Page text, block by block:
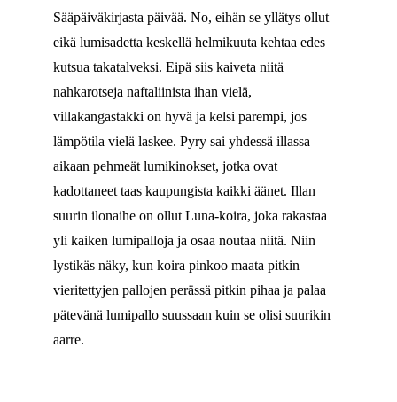
Sääpäiväkirjasta päivää. No, eihän se yllätys ollut –
eikä lumisadetta keskellä helmikuuta kehtaa edes
kutsua takatalveksi. Eipä siis kaiveta niitä
nahkarotseja naftaliinista ihan vielä,
villakangastakki on hyvä ja kelsi parempi, jos
lämpötila vielä laskee. Pyry sai yhdessä illassa
aikaan pehmeät lumikinokset, jotka ovat
kadottaneet taas kaupungista kaikki äänet. Illan
suurin ilonaihe on ollut Luna-koira, joka rakastaa
yli kaiken lumipalloja ja osaa noutaa niitä. Niin
lystikäs näky, kun koira pinkoo maata pitkin
vieritettyjen pallojen perässä pitkin pihaa ja palaa
pätevänä lumipallo suussaan kuin se olisi suurikin
aarre.